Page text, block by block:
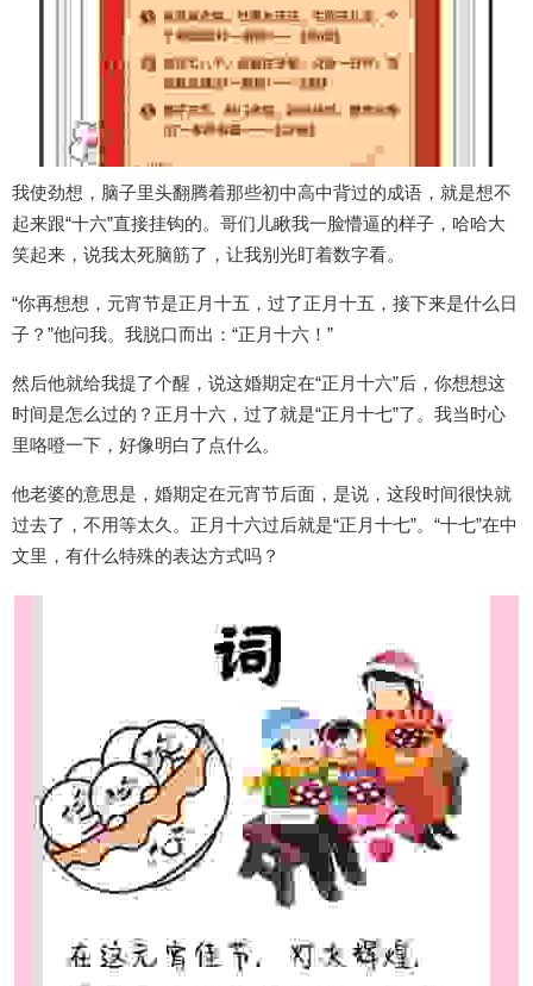
我使劲想，脑子里头翻腾着那些初中高中背过的成语，就是想不
起来跟“十六”直接挂钩的。哥们儿瞅我一脸懵逼的样子，哈哈大
笑起来，说我太死脑筋了，让我别光盯着数字看。
“你再想想，元宵节是正月十五，过了正月十五，接下来是什么日
子？”他问我。我脱口而出：“正月十六！”
然后他就给我提了个醒，说这婚期定在“正月十六”后，你想想这
时间是怎么过的？正月十六，过了就是“正月十七”了。我当时心
里咯噔一下，好像明白了点什么。
他老婆的意思是，婚期定在元宵节后面，是说，这段时间很快就
过去了，不用等太久。正月十六过后就是“正月十七”。“十七”在中
文里，有什么特殊的表达方式吗？